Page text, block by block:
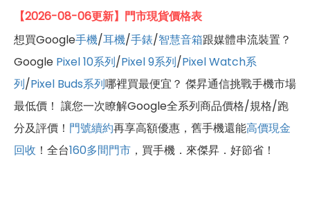
【2026-08-06更新】門市現貨價格表
想買Google手機/耳機/手錶/智慧音箱跟媒體串流裝置？
Google Pixel 10系列/Pixel 9系列/Pixel Watch系
列/Pixel Buds系列哪裡買最便宜？ 傑昇通信挑戰手機市場
最低價！ 讓您一次瞭解Google全系列商品價格/規格/跑
分及評價！ 門號續約再享高額優惠，舊手機還能高價現金
回收 ！全台160多間門市 ，買手機．來傑昇．好節省！